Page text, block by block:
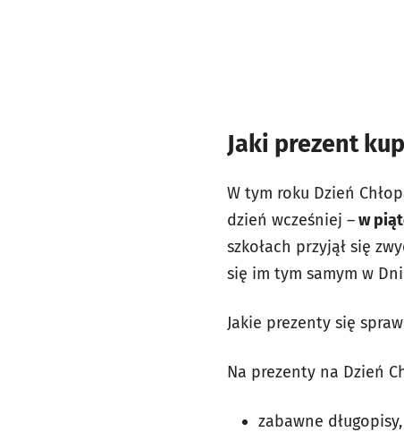
Jaki prezent
W tym roku Dzień
dzień wcześniej –w
szkołach przyjął się
się im tym samym w
Jakie prezenty się
Na prezenty na Dzień
zabawne długopisy,